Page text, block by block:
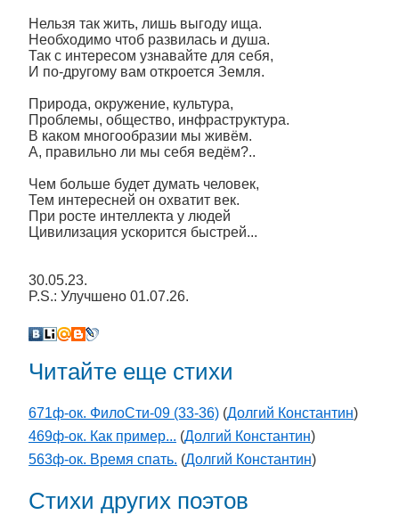
Нельзя так жить, лишь выгоду ища.
Необходимо чтоб развилась и душа.
Так с интересом узнавайте для себя,
И по-другому вам откроется Земля.
Природа, окружение, культура,
Проблемы, общество, инфраструктура.
В каком многообразии мы живём.
А, правильно ли мы себя ведём?..
Чем больше будет думать человек,
Тем интересней он охватит век.
При росте интеллекта у людей
Цивилизация ускорится быстрей...
30.05.23.
P.S.: Улучшено 01.07.26.
Читайте еще стихи
671ф-ок. ФилоСти-09 (33-36) (Долгий Константин)
469ф-ок. Как пример... (Долгий Константин)
563ф-ок. Время спать. (Долгий Константин)
Стихи других поэтов